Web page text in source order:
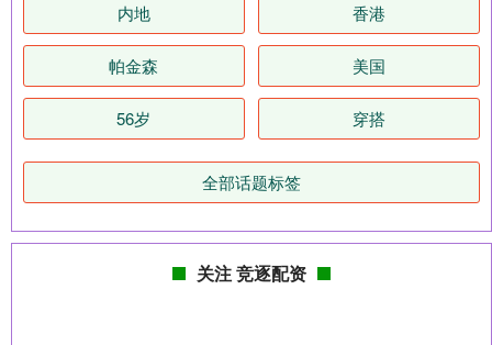
内地 香港
帕金森 美国
56岁 穿搭
全部话题标签
关注 竞逐配资